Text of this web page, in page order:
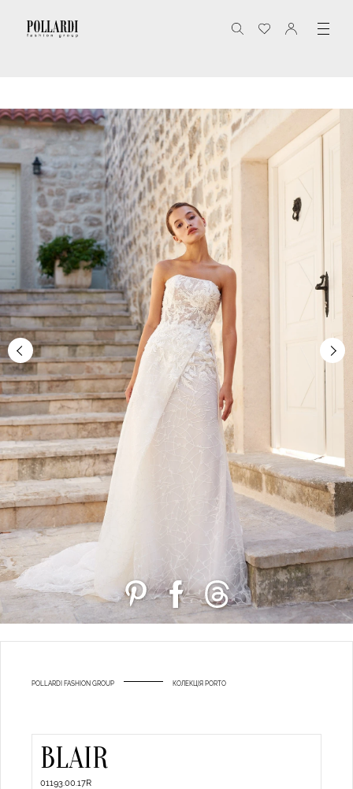
POLLARDI FASHION GROUP КОЛЕКЦІЯ PORTO
BLAIR
01193.00.17R